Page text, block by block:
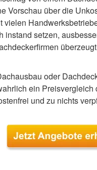
Vorschau über die
vielen
setzen,
oder
ein Preisvergleich
und zu nichts